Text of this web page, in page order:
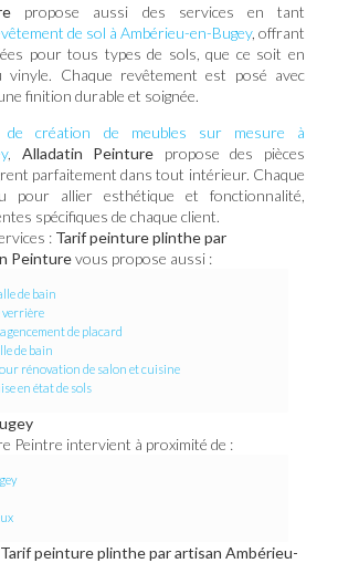
propose aussi des services en tant
de sol à Ambérieu-en-Bugey, offrant
pour tous types de sols, que ce soit en
vinyle. Chaque revêtement est posé avec
finition durable et soignée.
de création de meubles sur mesure à
, Alladatin Peinture propose des pièces
parfaitement dans tout intérieur. Chaque
pour allier esthétique et fonctionnalité,
spécifiques de chaque client.
: Tarif peinture plinthe par
Peinturevous propose aussi :
de bain
verrière
de placard
de bain
rénovation de salon et cuisine
en état de sols
Peintre intervient à proximité de :
peinture plinthe par artisan Ambérieu-